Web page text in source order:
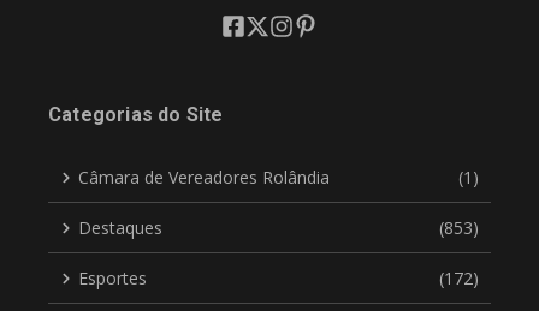
Categorias do Site
Câmara de Vereadores Rolândia (1)
Destaques (853)
Esportes (172)